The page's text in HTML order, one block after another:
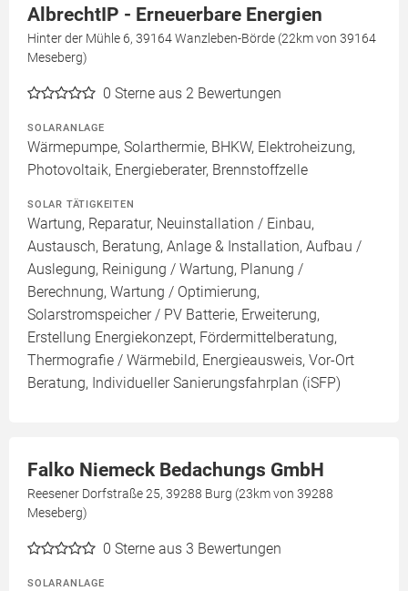
AlbrechtIP - Erneuerbare Energien
Hinter der Mühle 6, 39164 Wanzleben-Börde (22km von 39164
Meseberg)
0 Sterne aus 2 Bewertungen
SOLARANLAGE
Wärmepumpe, Solarthermie, BHKW, Elektroheizung,
Photovoltaik, Energieberater, Brennstoffzelle
SOLAR TÄTIGKEITEN
Wartung, Reparatur, Neuinstallation / Einbau,
Austausch, Beratung, Anlage & Installation, Aufbau /
Auslegung, Reinigung / Wartung, Planung /
Berechnung, Wartung / Optimierung,
Solarstromspeicher / PV Batterie, Erweiterung,
Erstellung Energiekonzept, Fördermittelberatung,
Thermografie / Wärmebild, Energieausweis, Vor-Ort
Beratung, Individueller Sanierungsfahrplan (iSFP)
Falko Niemeck Bedachungs GmbH
Reesener Dorfstraße 25, 39288 Burg (23km von 39288
Meseberg)
0 Sterne aus 3 Bewertungen
SOLARANLAGE